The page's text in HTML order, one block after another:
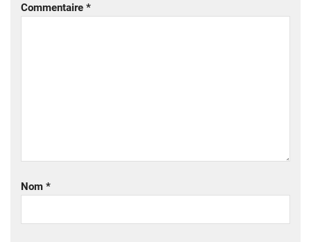
Commentaire *
Nom *